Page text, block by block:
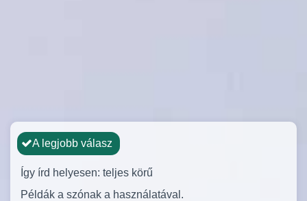
A legjobb válasz
Így írd helyesen: teljes körű
Példák a szónak a használatával.